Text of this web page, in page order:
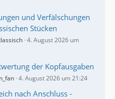
und Verfälschungen
Stücken
4. August 2026 um
der Kopfausgaben
4. August 2026 um 21:24
nach Anschluss -